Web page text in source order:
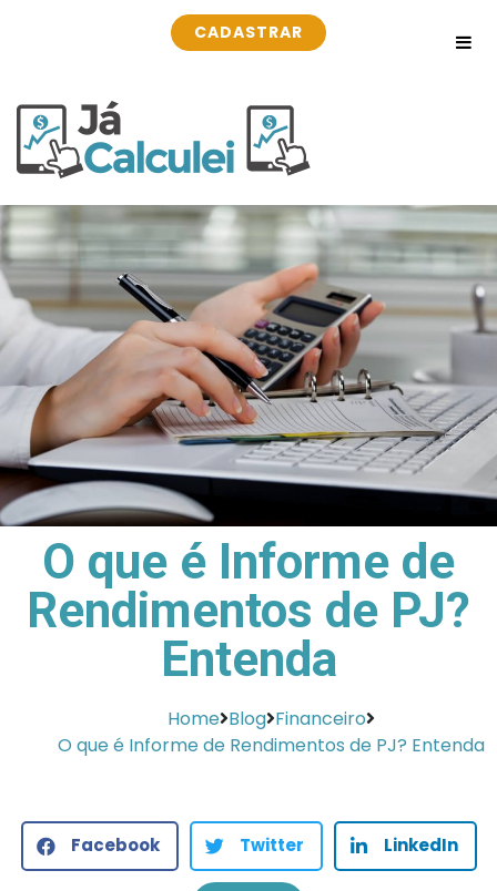
CADASTRAR
O que é Informe de
Rendimentos de PJ?
Entenda
Home Blog Financeiro
O que é Informe de Rendimentos de PJ? Entenda
Facebook Twitter LinkedIn